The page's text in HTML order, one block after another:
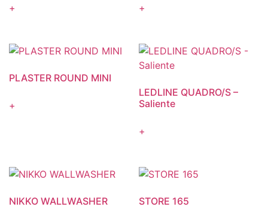
+ +
PLASTER ROUND MINI
+
LEDLINE QUADRO/S –
Saliente
+
NIKKO WALLWASHER STORE 165